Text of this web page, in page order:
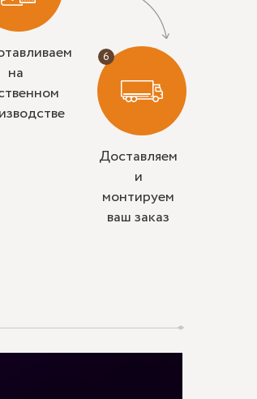
на
Доставляем
и
монтируем
ваш заказ